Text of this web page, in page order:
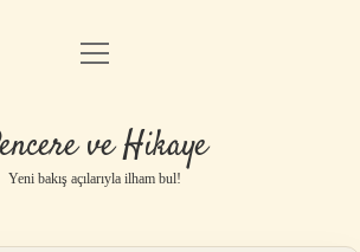
Anasayfa
Yasal Uyarı
menüyü
ve Hikaye
Yeni bakış açılarıyla ilham bul!